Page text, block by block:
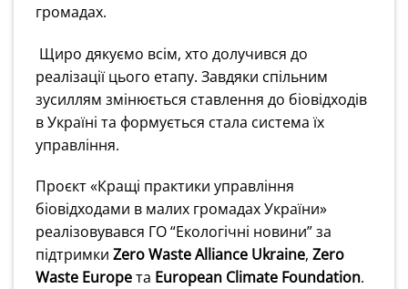
громадах.
Щиро дякуємо всім, хто долучився до
реалізації цього етапу. Завдяки спільним
зусиллям змінюється ставлення до біовідходів
в Україні та формується стала система їх
управління.
Проєкт «Кращі практики управління
біовідходами в малих громадах України»
реалізовувався ГО “Екологічні новини” за
підтримки Zero Waste Alliance Ukraine, Zero
Waste Europeта European Climate Foundation.